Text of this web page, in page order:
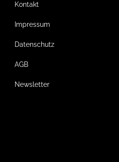
Kontakt
Impressum
Datenschutz
AGB
Newsletter